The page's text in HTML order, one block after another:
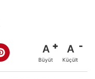
A
Büyüt
A
Küçült